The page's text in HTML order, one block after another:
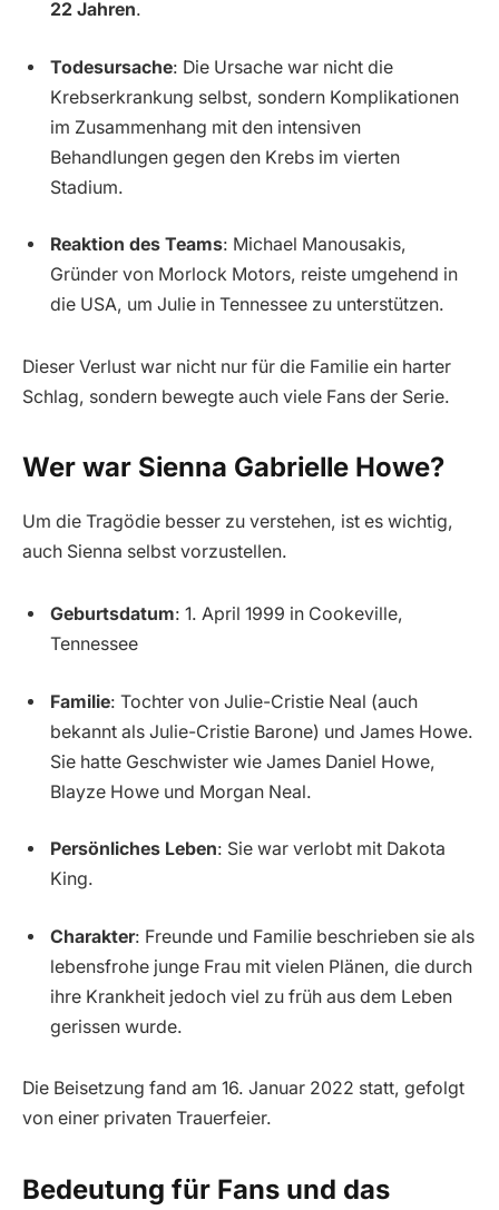
22 Jahren.
Todesursache: Die Ursache war nicht die
Krebserkrankung selbst, sondern Komplikationen
im Zusammenhang mit den intensiven
Behandlungen gegen den Krebs im vierten
Stadium.
Reaktion des Teams: Michael Manousakis,
Gründer von Morlock Motors, reiste umgehend in
die USA, um Julie in Tennessee zu unterstützen.
Dieser Verlust war nicht nur für die Familie ein harter
Schlag, sondern bewegte auch viele Fans der Serie.
Wer war Sienna Gabrielle Howe?
Um die Tragödie besser zu verstehen, ist es wichtig,
auch Sienna selbst vorzustellen.
Geburtsdatum: 1. April 1999 in Cookeville,
Tennessee
Familie: Tochter von Julie-Cristie Neal (auch
bekannt als Julie-Cristie Barone) und James Howe.
Sie hatte Geschwister wie James Daniel Howe,
Blayze Howe und Morgan Neal.
Persönliches Leben: Sie war verlobt mit Dakota
King.
Charakter: Freunde und Familie beschrieben sie als
lebensfrohe junge Frau mit vielen Plänen, die durch
ihre Krankheit jedoch viel zu früh aus dem Leben
gerissen wurde.
Die Beisetzung fand am 16. Januar 2022 statt, gefolgt
von einer privaten Trauerfeier.
Bedeutung für Fans und das